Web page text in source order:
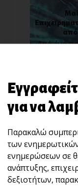
από
Από ένα
Τα
για να
Παρακαλώ
των
ενημερώσεων σε
ανάπτυξης,
δεξιοτήτων,